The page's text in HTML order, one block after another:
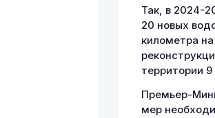
Так, в 2024-
20 новых
километра
территории
Премьер-
мер